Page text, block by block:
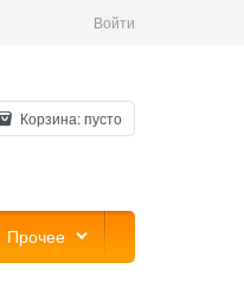
Войти
Корзина:пусто
Прочее